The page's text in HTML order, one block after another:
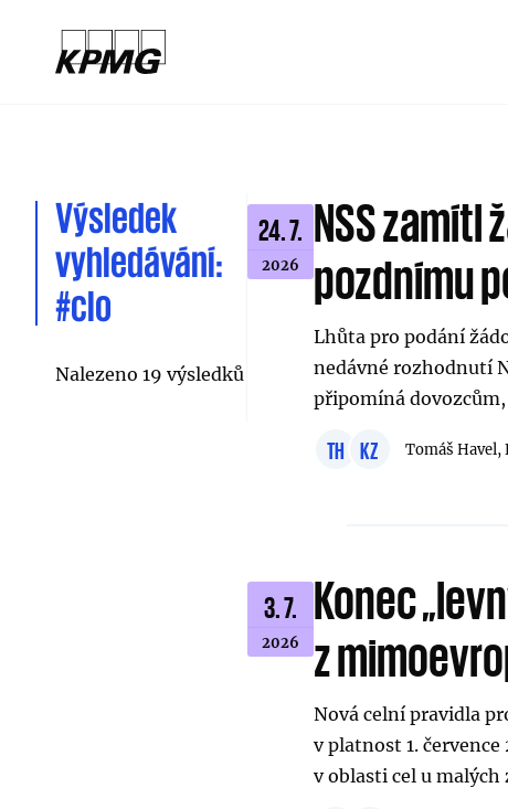
Výsledek
vyhledávání:
#clo
Nalezeno 19 výsledků
24. 7.
2026
NSS zamítl
pozdnímu
Lhůta pro podání
nedávné rozhodnutí
připomíná
TH KZ Tomáš Havel,
3. 7.
2026
Konec
z
Nová celní pravidla
v platnost 1.
v oblasti cel u malých